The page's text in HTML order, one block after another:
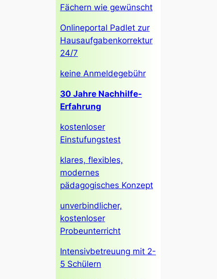
Fächern wie gewünscht
Onlineportal Padlet zur
Hausaufgabenkorrektur
24/7
keine Anmeldegebühr
30 Jahre Nachhilfe-
Erfahrung
kostenloser
Einstufungstest
klares, flexibles,
modernes
pädagogisches Konzept
unverbindlicher,
kostenloser
Probeunterricht
Intensivbetreuung mit 2-
5 Schülern